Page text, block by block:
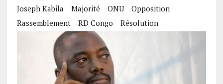
Joseph Kabila
Majorité ONU
Opposition
Rassemblement
RD Congo Résolution